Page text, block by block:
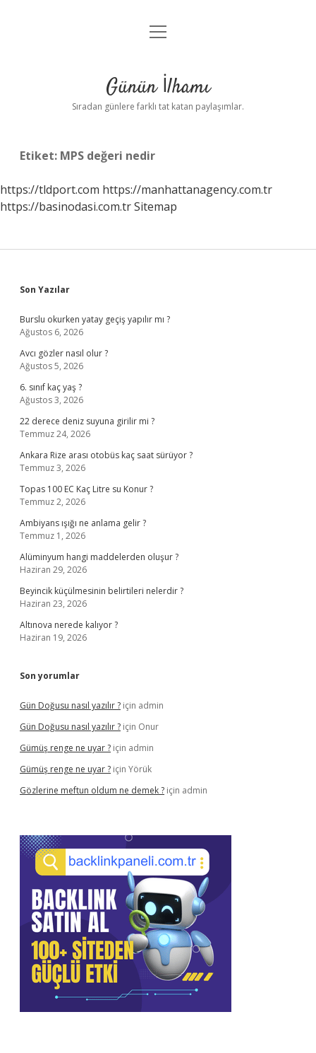
Anasayfa
Yasal Uyarı
menüyü
Günün İlhamı
Sıradan günlere farklı tat katan paylaşımlar.
Etiket: MPS değeri nedir
https://tldport.com https://manhattanagency.com.tr
https://basinodasi.com.trSitemap
Sidebar
Son Yazılar
Burslu okurken yatay geçiş yapılır mı ?
Ağustos 6, 2026
Avcı gözler nasıl olur ?
Ağustos 5, 2026
6. sınıf kaç yaş ?
Ağustos 3, 2026
22 derece deniz suyuna girilir mi ?
Temmuz 24, 2026
Ankara Rize arası otobüs kaç saat sürüyor ?
Temmuz 3, 2026
Topas 100 EC Kaç Litre su Konur ?
Temmuz 2, 2026
Ambiyans ışığı ne anlama gelir ?
Temmuz 1, 2026
Alüminyum hangi maddelerden oluşur ?
Haziran 29, 2026
Beyincik küçülmesinin belirtileri nelerdir ?
Haziran 23, 2026
Altınova nerede kalıyor ?
Haziran 19, 2026
Son yorumlar
Gün Doğusu nasıl yazılır ? için admin
Gün Doğusu nasıl yazılır ? için Onur
Gümüş renge ne uyar ? için admin
Gümüş renge ne uyar ? için Yörük
Gözlerine meftun oldum ne demek ? için admin